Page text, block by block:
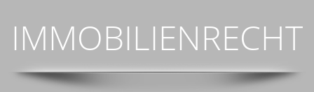
IMMOBILIENRECHT